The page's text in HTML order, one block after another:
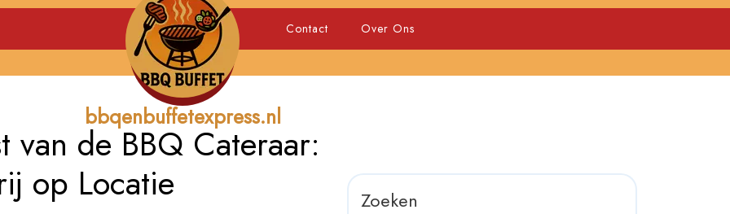
bbqenbuffetexpress.nl
Contact Over Ons
van de BBQ Cateraar:
op Locatie
Zoeken